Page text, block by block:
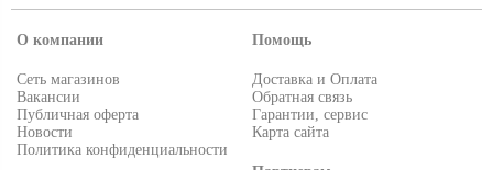
О компании
Сеть магазинов
Вакансии
Публичная оферта
Новости
Политика конфиденциальности
Помощь
Доставка и Оплата
Обратная связь
Гарантии, сервис
Карта сайта